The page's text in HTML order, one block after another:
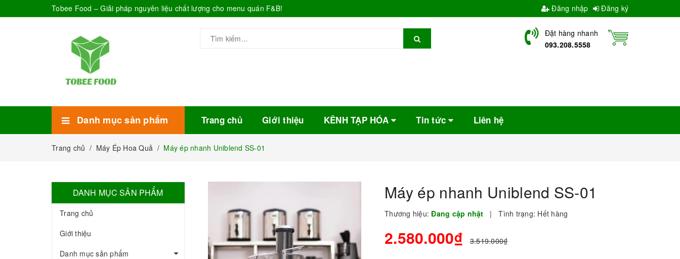
Tobee Food – Giải pháp nguyên liệu chất lượng cho menu quán F&B! Đăng nhập Đăng ký
Đặt hàng nhanh
093.208.5558
Danh mục sản phẩm Trang chủ Giới thiệu KÊNH TẠP HÓA Tin tức Liên hệ
Trang chủ / Máy Ép Hoa Quả / Máy ép nhanh Uniblend SS-01
Máy ép nhanh Uniblend SS-01
Thương hiệu: Đang cập nhật | Tình trạng: Hết hàng
2.580.000₫ 3.519.000₫
DANH MỤC SẢN PHẨM
Trang chủ
Giới thiệu
Danh mục sản phẩm